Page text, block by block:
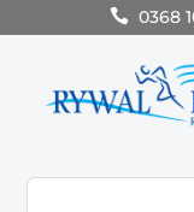
0368